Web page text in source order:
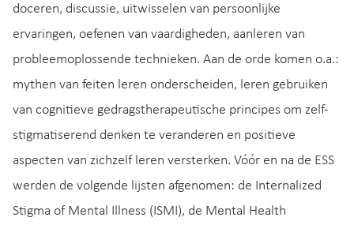
doceren, discussie, uitwisselen van persoonlijke
ervaringen, oefenen van vaardigheden, aanleren van
probleemoplossende technieken. Aan de orde komen o.a.:
mythen van feiten leren onderscheiden, leren gebruiken
van cognitieve gedragstherapeutische principes om zelf-
stigmatiserend denken te veranderen en positieve
aspecten van zichzelf leren versterken. Vóór en na de ESS
werden de volgende lijsten afgenomen: de Internalized
Stigma of Mental Illness (ISMI), de Mental Health